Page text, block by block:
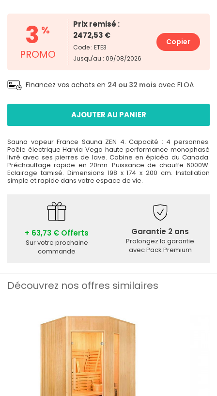
3 %
PROMO
Prix remisé :
2472,53 €
Code : ETE3
Jusqu'au : 09/08/2026
Copier
Financez vos achats en 24 ou 32 mois avec FLOA
AJOUTER AU PANIER
Sauna vapeur France Sauna ZEN 4. Capacité : 4 personnes.
Poêle électrique Harvia Vega haute performance monophasé
livré avec ses pierres de lave. Cabine en épicéa du Canada.
Préchauffage rapide en 20mn. Puissance de chauffe 6000W.
Eclairage tamisé. Dimensions 198 x 174 x 200 cm. Installation
simple et rapide dans votre espace de vie.
+ 63,73 € Offerts
Sur votre prochaine
commande
Garantie 2 ans
Prolongez la garantie
avec Pack Premium
Découvrez nos offres similaires